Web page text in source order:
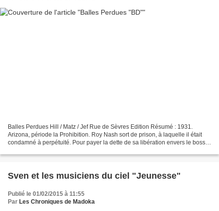
Balles Perdues Hill / Matz / Jef Rue de Sèvres Edition Résumé : 1931.
Arizona, période la Prohibition. Roy Nash sort de prison, à laquelle il était
condamné à perpétuité. Pour payer la dette de sa libération envers le boss
Sven et les musiciens du ciel "Jeunesse"
Publié le 01/02/2015 à 11:55
Par Les Chroniques de Madoka